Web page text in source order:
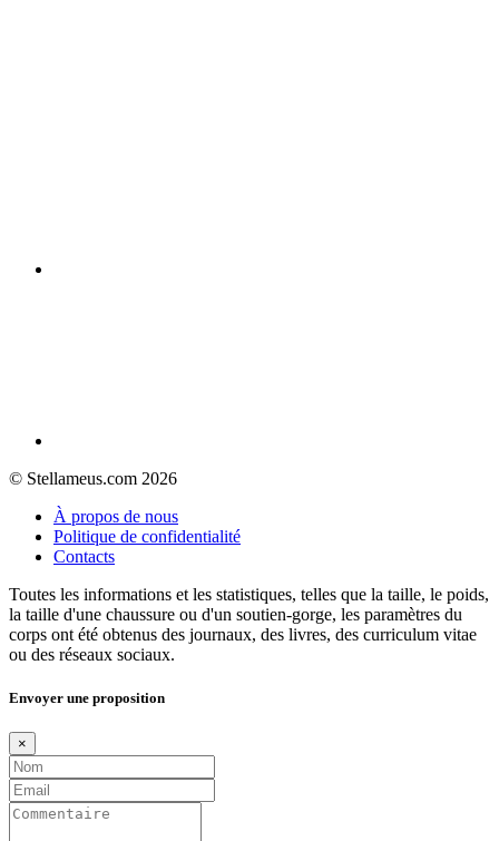
© Stellameus.com 2026
À propos de nous
Politique de confidentialité
Contacts
Toutes les informations et les statistiques, telles que la taille, le poids,
la taille d'une chaussure ou d'un soutien-gorge, les paramètres du
corps ont été obtenus des journaux, des livres, des curriculum vitae
ou des réseaux sociaux.
Envoyer une proposition
×